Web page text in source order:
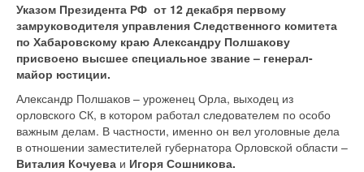
Указом Президента РФ от 12 декабря первому
замруководителя управления Следственного комитета
по Хабаровскому краю Александру Полшакову
присвоено высшее специальное звание – генерал-
майор юстиции.
Александр Полшаков – уроженец Орла, выходец из
орловского СК, в котором работал следователем по особо
важным делам. В частности, именно он вел уголовные дела
в отношении заместителей губернатора Орловской области –
Виталия Кочуева и Игоря Сошникова.